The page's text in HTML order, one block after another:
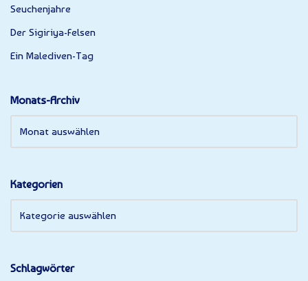
Seuchenjahre
Der Sigiriya-Felsen
Ein Malediven-Tag
Monats-Archiv
Kategorien
Schlagwörter